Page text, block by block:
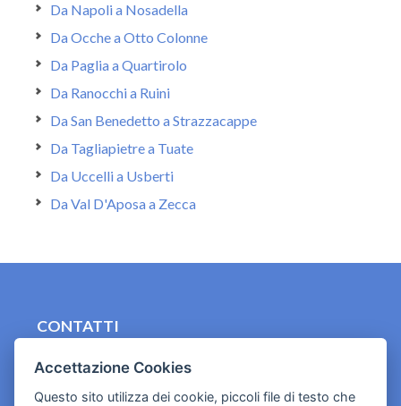
Da Napoli a Nosadella
Da Ocche a Otto Colonne
Da Paglia a Quartirolo
Da Ranocchi a Ruini
Da San Benedetto a Strazzacappe
Da Tagliapietre a Tuate
Da Uccelli a Usberti
Da Val D'Aposa a Zecca
CONTATTI
Cookies e informativa privacy
Accettazione Cookies
Questo sito utilizza dei cookie, piccoli file di testo che